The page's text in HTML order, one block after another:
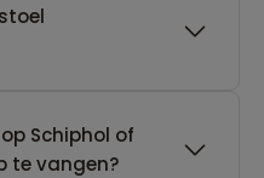
Schiphol of
te vangen?